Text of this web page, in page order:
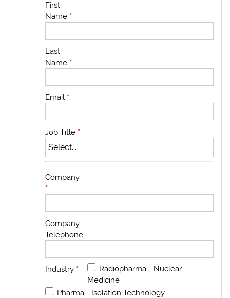
First
Name *
Last
Name *
Email *
Job Title *
Company
*
Company
Telephone
Industry *
Radiopharma - Nuclear
Medicine
Pharma - Isolation Technology